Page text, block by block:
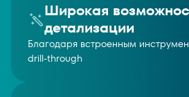
Широкая
детализации
Благодаря встроенным
drill-through